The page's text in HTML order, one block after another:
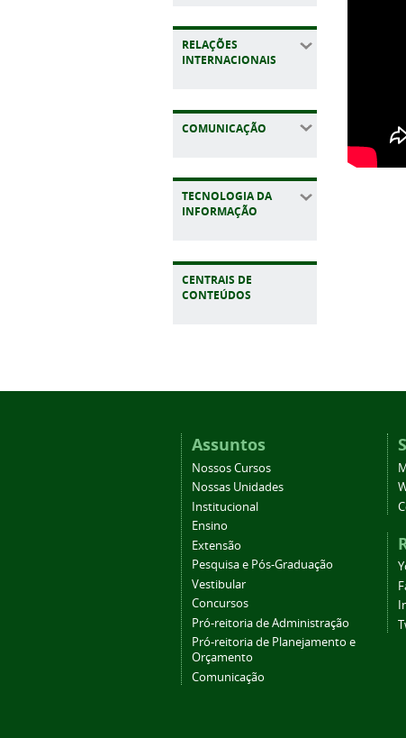
RELAÇÕES
INTERNACIONAIS
COMUNICAÇÃO
TECNOLOGIA DA
INFORMAÇÃO
CENTRAIS DE
CONTEÚDOS
Assuntos
Nossos Cursos
Nossas Unidades
Institucional
Ensino
Extensão
Pesquisa e Pós-Graduação
Vestibular
Concursos
Pró-reitoria de Administração
Pró-reitoria de Planejamento e
Orçamento
Comunicação